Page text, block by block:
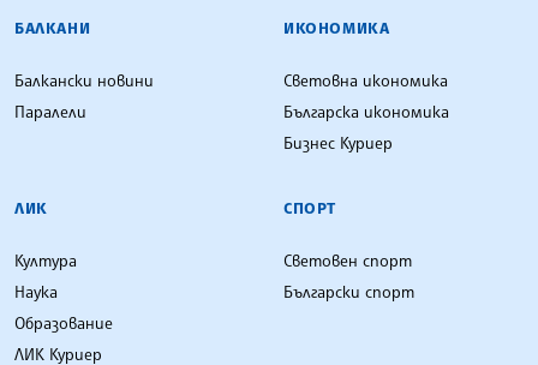
БАЛКАНИ
Балкански новини
Паралели
ИКОНОМИКА
Световна икономика
Българска икономика
Бизнес Куриер
ЛИК
Култура
Наука
Образование
ЛИК Куриер
СПОРТ
Световен спорт
Български спорт